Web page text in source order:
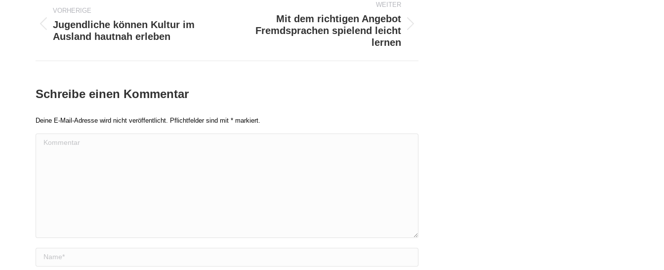
VORHERIGE
Vorheriger
Beitrag:
Jugendliche können Kultur im
Ausland hautnah erleben
WEITER
Nächster
Mit dem richtigen Angebot
Fremdsprachen spielend leicht
lernen
Schreibe einen Kommentar
Deine E-Mail-Adresse wird nicht veröffentlicht. Pflichtfelder sind mit * markiert.
Kommentar
Name *